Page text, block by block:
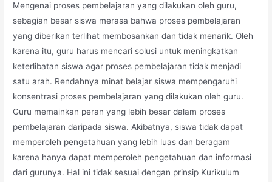
Mengenai proses pembelajaran yang dilakukan oleh guru,
sebagian besar siswa merasa bahwa proses pembelajaran
yang diberikan terlihat membosankan dan tidak menarik. Oleh
karena itu, guru harus mencari solusi untuk meningkatkan
keterlibatan siswa agar proses pembelajaran tidak menjadi
satu arah. Rendahnya minat belajar siswa mempengaruhi
konsentrasi proses pembelajaran yang dilakukan oleh guru.
Guru memainkan peran yang lebih besar dalam proses
pembelajaran daripada siswa. Akibatnya, siswa tidak dapat
memperoleh pengetahuan yang lebih luas dan beragam
karena hanya dapat memperoleh pengetahuan dan informasi
dari gurunya. Hal ini tidak sesuai dengan prinsip Kurikulum